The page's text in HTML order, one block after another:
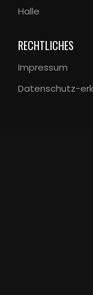
Halle
RECHTLICHES
Impressum
Datenschutz-